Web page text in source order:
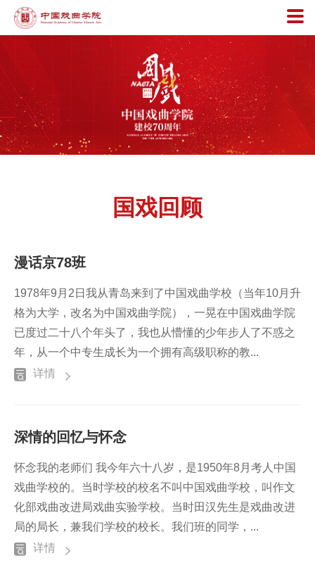
国戏回顾
漫话京78班
1978年9月2日我从青岛来到了中国戏曲学校（当年10月升
格为大学，改名为中国戏曲学院），一晃在中国戏曲学院
已度过二十八个年头了，我也从懵懂的少年步人了不惑之
年，从一个中专生成长为一个拥有高级职称的教...
详情
深情的回忆与怀念
怀念我的老师们 我今年六十八岁，是1950年8月考人中国
戏曲学校的。当时学校的校名不叫中国戏曲学校，叫作文
化部戏曲改进局戏曲实验学校。当时田汉先生是戏曲改进
局的局长，兼我们学校的校长。我们班的同学，...
详情